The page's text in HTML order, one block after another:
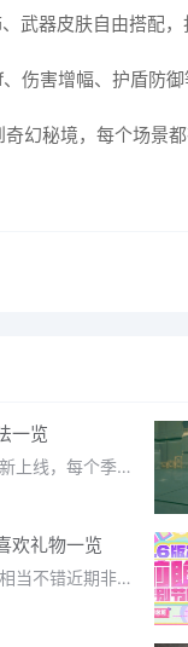
武器皮肤自由搭配
伤害增幅、护盾防
幻秘境，每个场景
一览
光遇织光季在近期正式更新上线，每个季节都有着许多全新内容和资讯可以让你来体验，不少刚体验的小伙伴想要知道
欢礼物一览
明日方舟终末地一款画面相当不错近期非常火爆的大型二次元冒险游戏，这里有相当多好看的干员可以让你来抽取并